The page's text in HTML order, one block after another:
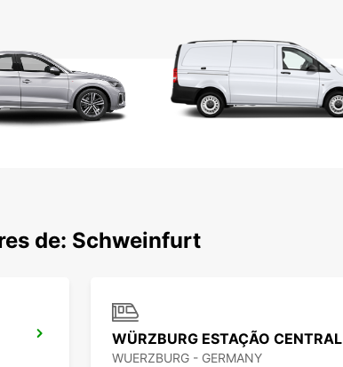
de: Schweinfurt
WÜRZBURG ESTAÇÃO CENTRAL
WUERZBURG - GERMANY